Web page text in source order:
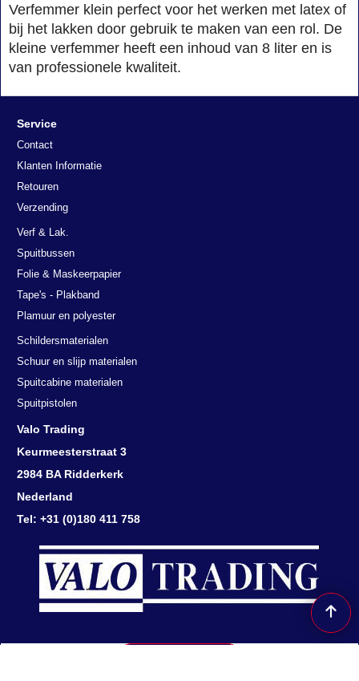
Verfemmer klein perfect voor het werken met latex of
bij het lakken door gebruik te maken van een rol. De
kleine verfemmer heeft een inhoud van 8 liter en is
van professionele kwaliteit.
Service
Contact
Klanten Informatie
Retouren
Verzending
Verf & Lak.
Spuitbussen
Folie & Maskeerpapier
Tape's - Plakband
Plamuur en polyester
Schildersmaterialen
Schuur en slijp materialen
Spuitcabine materialen
Spuitpistolen
Valo Trading
Keurmeesterstraat 3
2984 BA Ridderkerk
Nederland
Tel: +31 (0)180 411 758